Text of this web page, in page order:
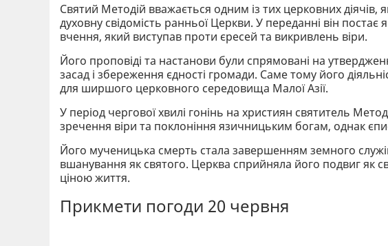
Святий Методій вважається одним із тих церковних
духовну свідомість ранньої Церкви. У переданні він
вчення, який виступав проти єресей та викривлень віри.
Його проповіді та настанови були спрямовані на
засад і збереження єдності громади. Саме тому його
для ширшого церковного середовища Малої Азії.
У період чергової хвилі гонінь на християн святитель
зречення віри та поклоніння язичницьким богам, однак
Його мученицька смерть стала завершенням земного
вшанування як святого. Церква сприйняла його подвиг як
ціною життя.
Прикмети погоди 20 червня